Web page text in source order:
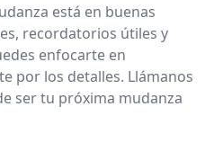
está en buenas
recordatorios útiles y
enfocarte en
por los detalles. Llámanos
ser tu próxima mudanza